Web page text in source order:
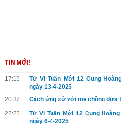
TIN MỚI!
17:16
Tử Vi Tuần Mới 12 Cung
ngày 13-4-2025
20:37
Cách ứng xử với mẹ chồng dựa
22:28
Tử Vi Tuần Mới 12 Cung
ngày 6-4-2025